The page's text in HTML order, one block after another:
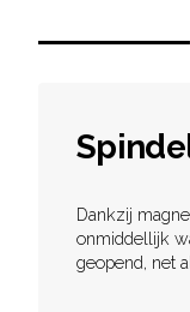
Dankzij
onmiddellijk
geopend, net